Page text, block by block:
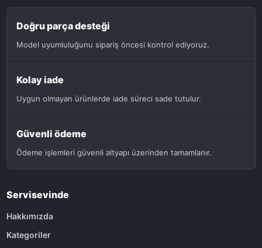
Doğru parça desteği
Model uyumluluğunu sipariş öncesi kontrol ediyoruz.
Kolay iade
Uygun olmayan ürünlerde iade süreci sade tutulur.
Güvenli ödeme
Ödeme işlemleri güvenli altyapı üzerinden tamamlanır.
Servisevinde
Hakkımızda
Kategoriler